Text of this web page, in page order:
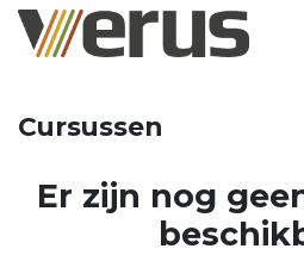
Overslaan naar inhoud
Cursussen
Er zijn nog